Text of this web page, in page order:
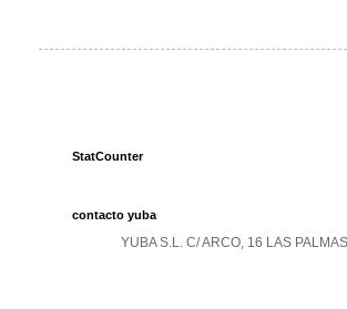
StatCounter
contacto yuba
YUBA S.L. C/ ARCO, 16 LAS